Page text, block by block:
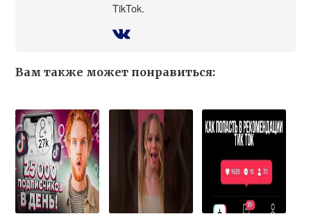
TikTok.
Вам также может понравиться: